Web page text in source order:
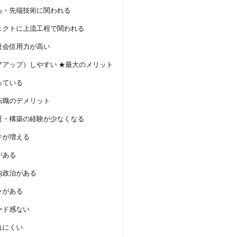
先端技術に関われる
クトに上流工程で関われる
会信用力が高い
アップ）しやすい ★最大のメリット
ている
のデメリット
構築の経験が少なくなる
が増える
ある
政治がある
がある
ド感ない
にくい